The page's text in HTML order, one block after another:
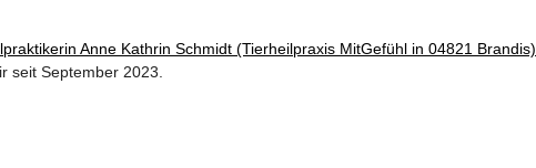
Anne Kathrin Schmidt (Tierheilpraxis MitGefühl in 04821 Brandis)
seit September 2023.